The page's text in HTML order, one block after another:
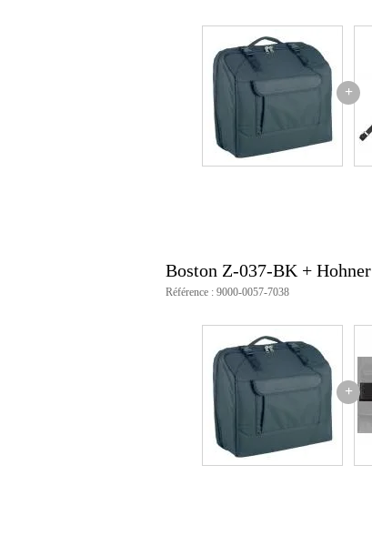
+
Boston Z-037-BK + Hohner
Référence : 9000-0057-7038
+